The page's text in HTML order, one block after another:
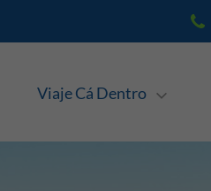
Viaje Cá Dentro